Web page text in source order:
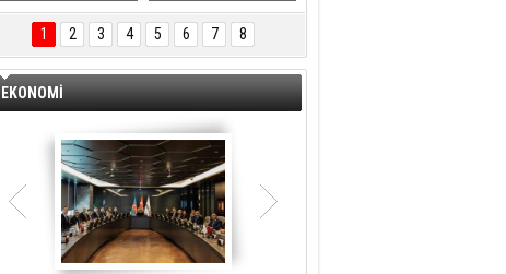
ÖNAL TARIM
TANITIM FİLMİ
Aliağa'da Polis
Haftası Kutlandı
1 2 3 4 5 6 7 8
EKONOMİ